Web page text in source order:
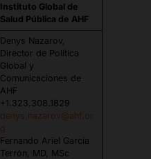
Instituto Global de
Salud Pública de AHF
Denys Nazarov,
Director de Política
Global y
Comunicaciones de
AHF
+1.323.308.1829
denys.nazarov@ahf.or
g
Fernando Ariel García
Terrón, MD, MSc